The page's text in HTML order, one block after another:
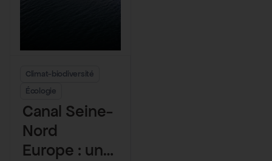
Climat-biodiversité
Écologie
Canal Seine-
Nord
Europe : un